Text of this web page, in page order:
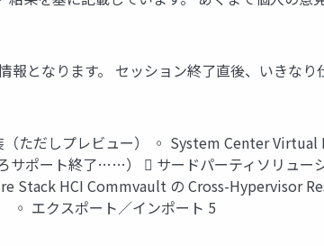
となります。 セッション終了直後、いきなり
ただしプレビュー） ◦ System Center Virtual
サポート終了……）  サードパーティソリュー
HCI Commvault の Cross-Hypervisor
◦ エクスポート／インポート 5